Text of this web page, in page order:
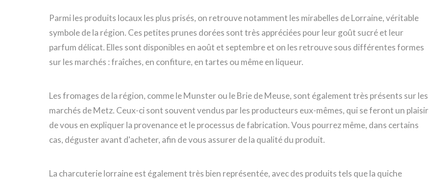
Parmi les produits locaux les plus prisés, on retrouve notamment les mirabelles de Lorraine, véritable
symbole de la région. Ces petites prunes dorées sont très appréciées pour leur goût sucré et leur
parfum délicat. Elles sont disponibles en août et septembre et on les retrouve sous différentes formes
sur les marchés : fraîches, en confiture, en tartes ou même en liqueur.
Les fromages de la région, comme le Munster ou le Brie de Meuse, sont également très présents sur les
marchés de Metz. Ceux-ci sont souvent vendus par les producteurs eux-mêmes, qui se feront un plaisir
de vous en expliquer la provenance et le processus de fabrication. Vous pourrez même, dans certains
cas, déguster avant d'acheter, afin de vous assurer de la qualité du produit.
La charcuterie lorraine est également très bien représentée, avec des produits tels que la quiche